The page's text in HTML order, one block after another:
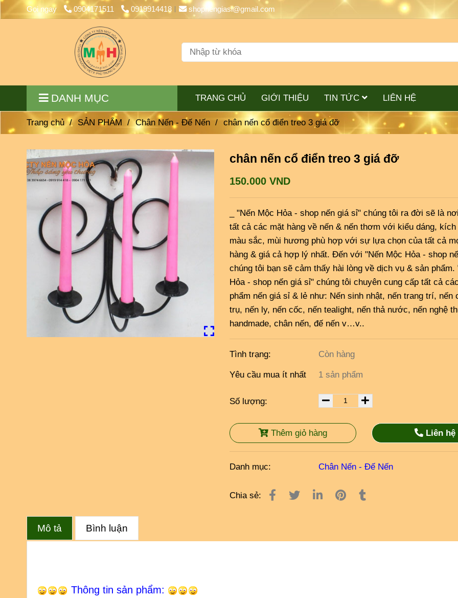
Gọi ngay 0904171511 0919914418 shopnengiasi@gmail.com
DANH MỤC TRANG CHỦ GIỚI THIỆU TIN TỨC LIÊN HỆ
Trang chủ / SẢN PHẨM / Chân Nến - Đế Nến / chân nến cổ điển treo 3 giá đỡ
chân nến cổ điển treo 3 giá đỡ
150.000 VND
_ "Nến Mộc Hỏa - shop nến giá sỉ" chúng tôi ra đời sẽ là
tất cả các mặt hàng về nến & nến thơm với kiểu dáng,
màu sắc, mùi hương phù hợp với sự lựa chọn của tất cả
hàng & giá cả hợp lý nhất. Đến với "Nến Mộc Hỏa - shop
chúng tôi bạn sẽ cảm thấy hài lòng về dịch vụ & sản phẩm.
Hỏa - shop nến giá sỉ" chúng tôi chuyên cung cấp tất cả
phẩm nến giá sỉ & lẻ như: Nến sinh nhật, nến trang trí, nến
trụ, nến ly, nến cốc, nến tealight, nến thả nước, nến nghệ
handmade, chân nến, đế nến v…v..
Tình trạng: Còn hàng
Yêu cầu mua ít nhất 1 sản phẩm
Số lượng:
Thêm giỏ hàng Liên hệ
Danh mục: Chân Nến - Đế Nến
Chia sẻ:
Mô tả Bình luận
Thông tin sản phẩm: